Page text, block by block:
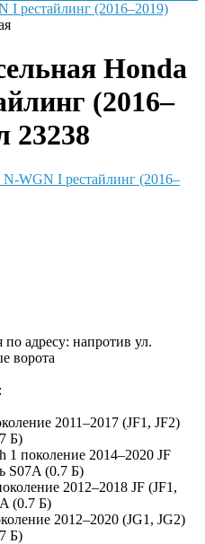
I рестайлинг (2016–2019)
Honda
(2016–
23238
по адресу: напротив ул.
ворота
2011–2017 (JF1, JF2)
Б)
1 поколение 2014–2020 JF
S07A (0.7 Б)
2012–2018 JF (JF1,
(0.7 Б)
2012–2020 (JG1, JG2)
Б)